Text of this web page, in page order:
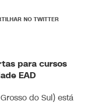
para cursos
EAD
do Sul) está